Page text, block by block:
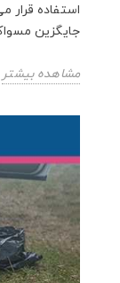
استفاده قرار
جایگزین
مشاهده بیشتر